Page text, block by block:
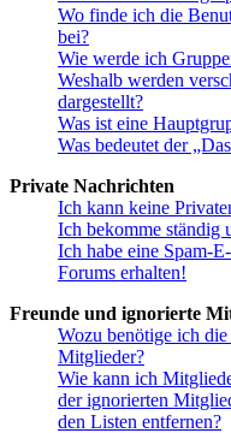
Wo finde ich die
bei?
Wie werde ich
Weshalb werden
dargestellt?
Was ist eine
Was bedeutet der
Private Nachrichten
Ich kann keine
Ich bekomme ständig
Ich habe eine Spam-
Forums erhalten!
Freunde und ignorierte
Wozu benötige ich
Mitglieder?
Wie kann ich
der ignorierten
den Listen entfernen?